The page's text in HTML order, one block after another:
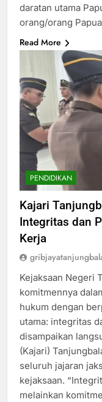
daratan utama
orang/orang
Read More
PENDIDIKAN
Kajari
Integritas dan
Kerja
Kejaksaan Negeri
komitmennya
hukum dengan
utama: integritas
disampaikan
(Kajari)
seluruh jajaran
kejaksaan.
melainkan